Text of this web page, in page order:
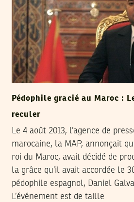
Pédophile gracié au Maroc :
reculer
Le 4 août 2013, l’agence de
marocaine, la MAP, annonçait
roi du Maroc, avait décidé de
la grâce qu’il avait accordée le
pédophile espagnol, Daniel
L’événement est de taille